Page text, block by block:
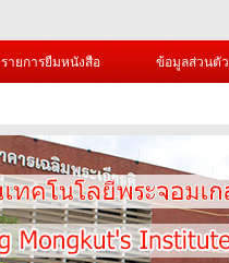
รายการยืมหนังสือ ข้อมูลส่วนตัว